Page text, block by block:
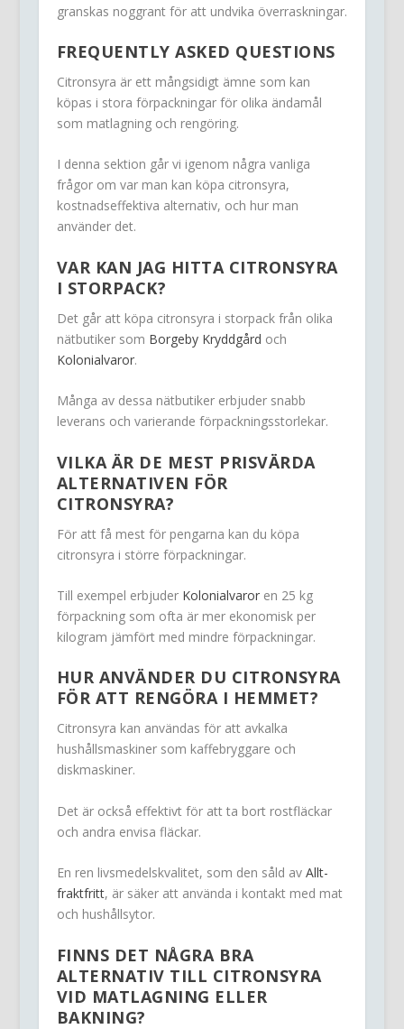
granskas noggrant för att undvika överraskningar.
FREQUENTLY ASKED QUESTIONS
Citronsyra är ett mångsidigt ämne som kan
köpas i stora förpackningar för olika ändamål
som matlagning och rengöring.
I denna sektion går vi igenom några vanliga
frågor om var man kan köpa citronsyra,
kostnadseffektiva alternativ, och hur man
använder det.
VAR KAN JAG HITTA CITRONSYRA
I STORPACK?
Det går att köpa citronsyra i storpack från olika
nätbutiker som Borgeby Kryddgård och
Kolonialvaror.
Många av dessa nätbutiker erbjuder snabb
leverans och varierande förpackningsstorlekar.
VILKA ÄR DE MEST PRISVÄRDA
ALTERNATIVEN FÖR
CITRONSYRA?
För att få mest för pengarna kan du köpa
citronsyra i större förpackningar.
Till exempel erbjuder Kolonialvaroren 25 kg
förpackning som ofta är mer ekonomisk per
kilogram jämfört med mindre förpackningar.
HUR ANVÄNDER DU CITRONSYRA
FÖR ATT RENGÖRA I HEMMET?
Citronsyra kan användas för att avkalka
hushållsmaskiner som kaffebryggare och
diskmaskiner.
Det är också effektivt för att ta bort rostfläckar
och andra envisa fläckar.
En ren livsmedelskvalitet, som den såld av Allt-
fraktfritt, är säker att använda i kontakt med mat
och hushållsytor.
FINNS DET NÅGRA BRA
ALTERNATIV TILL CITRONSYRA
VID MATLAGNING ELLER
BAKNING?